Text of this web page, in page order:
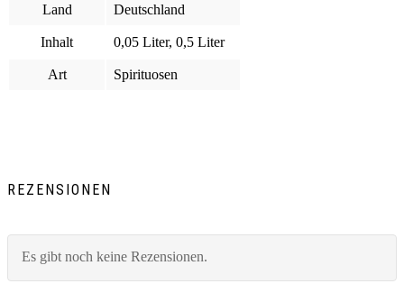
Land Deutschland
Inhalt 0,05 Liter, 0,5 Liter
Art Spirituosen
REZENSIONEN
Es gibt noch keine Rezensionen.